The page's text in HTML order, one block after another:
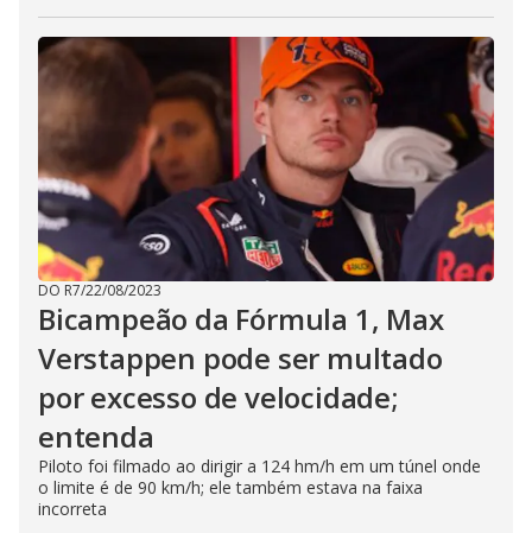
DO R7/22/08/2023
Bicampeão da Fórmula 1, Max
Verstappen pode ser multado
por excesso de velocidade;
entenda
Piloto foi filmado ao dirigir a 124 hm/h em um túnel onde
o limite é de 90 km/h; ele também estava na faixa
incorreta